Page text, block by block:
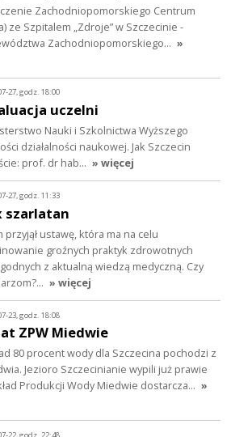
Zachodniopomorskiego Centrum
ze Szpitalem „Zdroje” w Szczecinie -
Zachodniopomorskiego… »
27, godz. 18:00
uczelni
Nauki i Szkolnictwa Wyższego
działalności naukowej. Jak Szczecin
prof. dr hab… » więcej
27, godz. 11:33
szarlatan
przyjął ustawę, która ma na celu
groźnych praktyk zdrowotnych
z aktualną wiedzą medyczną. Czy
» więcej
23, godz. 18:08
ZPW Miedwie
80 procent wody dla Szczecina pochodzi z
Jezioro Szczecinianie wypili już prawie
Produkcji Wody Miedwie dostarcza… »
22, godz. 22:48